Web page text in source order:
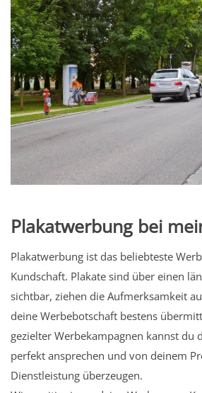
Plakatwerbung bei
Plakatwerbung ist das beliebteste
Kundschaft. Plakate sind über einen
sichtbar, ziehen die Aufmerksamkeit
deine Werbebotschaft bestens
gezielter Werbekampagnen kannst du
perfekt ansprechen und von deinem
Dienstleistung überzeugen.